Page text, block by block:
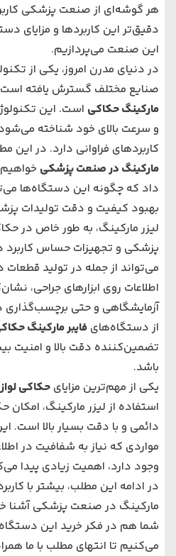
هر گوشه‌ای از صنعت پزشکی
دقیق‌تر این کاربردها و مزایای
این صنعت می‌پردازیم.
در دنیای مدرن امروز، یکی از
صنایع مختلف گسترش یافته
مارکینگ حکاکی است. این
و سرعت بالای خود شناخته
کاربردهای فراوانی دارد. در این
مارکینگ در صنعت پزشکی
داد که چگونه این دستگاه‌ها
بهبود کیفیت و دقت تولیدات
لیزر مارکینگ، به طور خاص در
پزشکی و تجهیزات حساس کاربرد
می‌تواند از جمله در تولید
اطلاعات روی ابزارهای جراحی،
آزمایشگاهی و حتی برچسب‌گذاری
از دستگاه‌های فایبر مارکینگ
تضمین‌کننده دقت بالا و امنیت
باشد.
یکی از مهم‌ترین مزایای حکاکی
استفاده از لیزر مارکینگ،
دائمی و با دقت بسیار بالا است.
مواردی که نیاز به شفافیت در
وجود دارد، اهمیت زیادی پیدا
در ادامه این مطلب، بیشتر با
مارکینگ در صنعت پزشکی آشنا
شما هم در فکر خرید این
می‌کنیم تا انتهای مطلب با ما